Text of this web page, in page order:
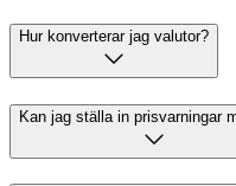
Hur konverterar jag valutor?
Kan jag ställa in prisvarningar